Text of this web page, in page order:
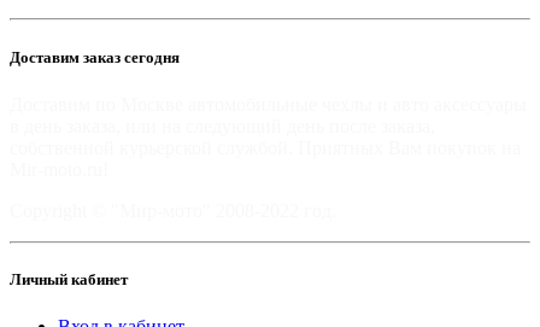
Доставим заказ сегодня
Личный кабинет